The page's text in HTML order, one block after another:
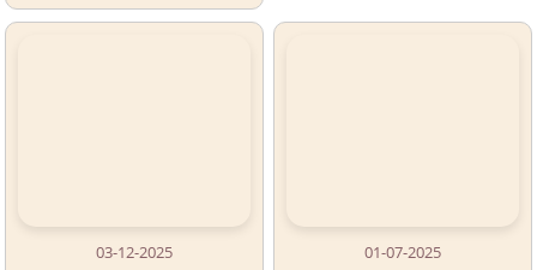
03-12-2025 01-07-2025